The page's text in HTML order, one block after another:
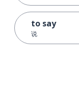
to say
说